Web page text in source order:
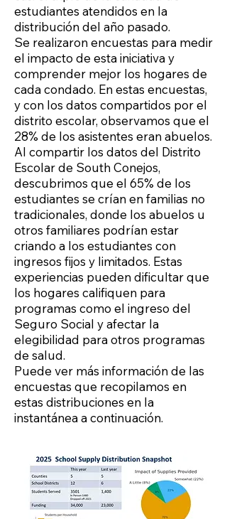
estudiantes atendidos en la
distribución del año pasado.
Se realizaron encuestas para medir
el impacto de esta iniciativa y
comprender mejor los hogares de
cada condado. En estas encuestas,
y con los datos compartidos por el
distrito escolar, observamos que el
28% de los asistentes eran abuelos.
Al compartir los datos del Distrito
Escolar de South Conejos,
descubrimos que el 65% de los
estudiantes se crían en familias no
tradicionales, donde los abuelos u
otros familiares podrían estar
criando a los estudiantes con
ingresos fijos y limitados. Estas
experiencias pueden dificultar que
los hogares califiquen para
programas como el ingreso del
Seguro Social y afectar la
elegibilidad para otros programas
de salud.
Puede ver más información de las
encuestas que recopilamos en
estas distribuciones en la
instantánea a continuación.